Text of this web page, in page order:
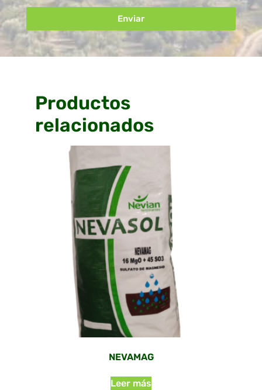
Enviar
Productos
relacionados
NEVAMAG
Leer más